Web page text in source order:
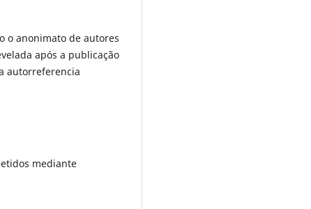
o anonimato de autores
após a publicação
autorreferencia
mediante